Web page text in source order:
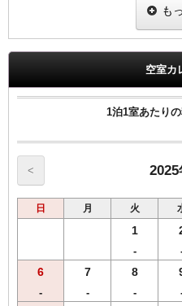
当プランで御予約のお客様には選
※グッズ内容は予告なく変更する
ませ。
※男性のお客様には御予約いただ
朝食付きのプランです。
和食・洋食のセットメニューより
●高速インターネット回線(LAN接
●全室、洗浄機付トイレ完備
●全室、加湿機能付空気清浄機設置
●枕元にUSBコンセント設置
も
空室カ
1泊1室あたり
< 2025
日 月 火
1
-
6
-
7
-
8
-